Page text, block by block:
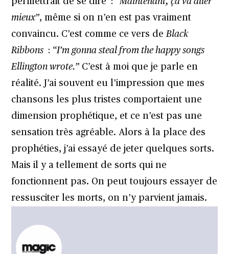
mieux”, même si on n’en est pas vraiment
convaincu. C’est comme ce vers deBlack
Ribbons : “I’m gonna steal from the happy songs
Ellington wrote.” C’est à moi que je parle en
réalité. J’ai souvent eu l’impression que mes
chansons les plus tristes comportaient une
dimension prophétique, et ce n’est pas une
sensation très agréable. Alors à la place des
prophéties, j’ai essayé de jeter quelques sorts.
Mais il y a tellement de sorts qui ne
fonctionnent pas. On peut toujours essayer de
ressusciter les morts, on n’y parvient jamais.